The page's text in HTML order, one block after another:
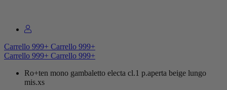
Carrello 999+ Carrello 999+
Carrello 999+ Carrello 999+
Ro+ten mono gambaletto electa cl.1 p.aperta beige lungo
mis.xs